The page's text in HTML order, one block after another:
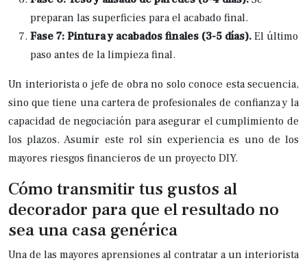
preparan las superficies para el acabado final.
Fase 7: Pintura y acabados finales (3-5 días). El último
paso antes de la limpieza final.
Un interiorista o jefe de obra no solo conoce esta secuencia,
sino que tiene una cartera de profesionales de confianza y la
capacidad de negociación para asegurar el cumplimiento de
los plazos. Asumir este rol sin experiencia es uno de los
mayores riesgos financieros de un proyecto DIY.
Cómo transmitir tus gustos al
decorador para que el resultado no
sea una casa genérica
Una de las mayores aprensiones al contratar a un interiorista